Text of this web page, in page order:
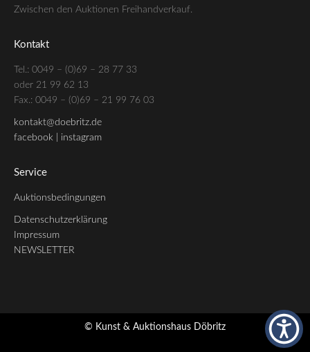
Zwischen den Auktionen Freihandverkauf.
Kontakt
Tel.: 0049 – (0)69 – 28 77 33
oder 21 99 62 13
Fax.: 0049 – (0)69 – 21 99 76 03
kontakt@doebritz.de
facebook | instagram
Service
Auktionsbedingungen
Datenschutzerklärung
Impressum
NEWSLETTER
© Kunst & Auktionshaus Döbritz